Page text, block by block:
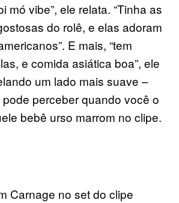
mó vibe”, ele relata. “Tinha as
do rolê, e elas adoram
E mais, “tem
e comida asiática boa”, ele
um lado mais suave –
perceber quando você o
bebê urso marrom no clipe.
Carnage no set do clipe